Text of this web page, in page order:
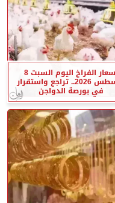
أسعار الفراخ اليوم السبت 8
أغسطس 2026.. تراجع واستقرار
في بورصة الدواجن